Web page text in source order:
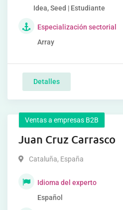
Idea, Seed | Estudiante
Especialización sectorial
Array
Detalles
Ventas a empresas B2B
Juan Cruz Carrasco
Cataluña, España
Idioma del experto
Español